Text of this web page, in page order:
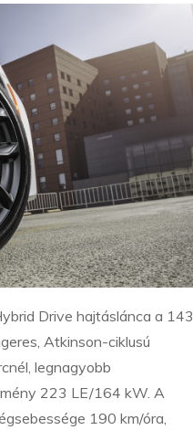
Drive hajtáslánca a 143
Atkinson-ciklusú
legnagyobb
223 LE/164 kW. A
190 km/óra,